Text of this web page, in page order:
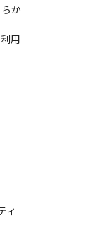
体例）
、採用などのバ
通貫で構築す
築・運用・保
　など
業務内容が変
か
用
ィ